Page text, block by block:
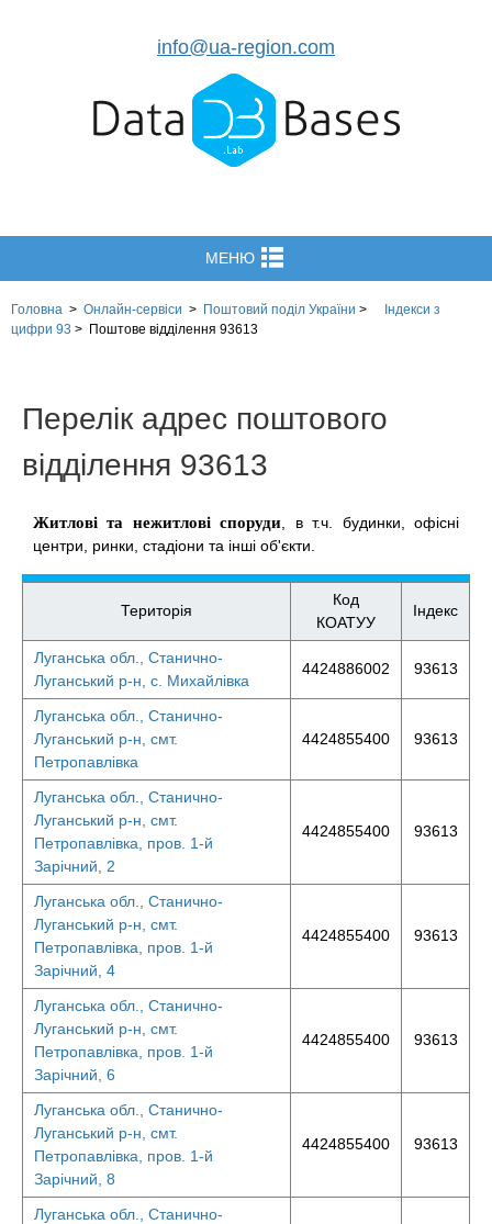
info@ua-region.com
МЕНЮ
Головна > Онлайн-сервіси > Поштовий поділ України >
Індекси з
цифри 93 > Поштове відділення 93613
Перелік адрес поштового
відділення 93613
Житлові та нежитлові споруди , в т.ч. будинки, офісні
центри, ринки, стадіони та інші об'єкти.
Територія
Код
КОАТУУ
Індекс
Луганська обл., Станично-
Луганський р-н, с. Михайлівка
4424886002 93613
Луганська обл., Станично-
Луганський р-н, смт.
Петропавлівка
4424855400 93613
Луганська обл., Станично-
Луганський р-н, смт.
Петропавлівка, пров. 1-й
Зарічний, 2
4424855400 93613
Луганська обл., Станично-
Луганський р-н, смт.
Петропавлівка, пров. 1-й
Зарічний, 4
4424855400 93613
Луганська обл., Станично-
Луганський р-н, смт.
Петропавлівка, пров. 1-й
Зарічний, 6
4424855400 93613
Луганська обл., Станично-
Луганський р-н, смт.
Петропавлівка, пров. 1-й
Зарічний, 8
4424855400 93613
Луганська обл., Станично-